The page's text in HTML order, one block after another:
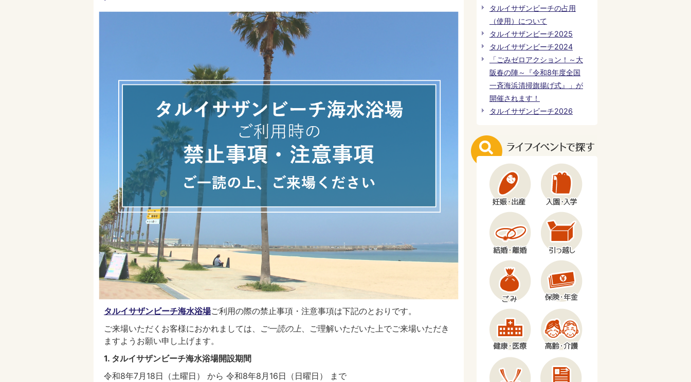
タルイサザンビーチ海水浴場ご利用の際の禁止事項・注意事項は下記のとおりです。
ご来場いただくお客様におかれましては、 ご一読の上、ご理解いただいた上でご来場いただき
ますようお願い申し上げます。
1. タルイサザンビーチ海水浴場開設期間
令和8年7月18日（土曜日） から 令和8年8月16日（日曜日） まで
タルイサザンビーチの占用
（使用）について
タルイサザンビーチ2025
タルイサザンビーチ2024
「ごみゼロアクション！～大
阪春の陣～『令和8年度全国
一斉海浜清掃旗揚げ式』」が
開催されます！
タルイサザンビーチ2026